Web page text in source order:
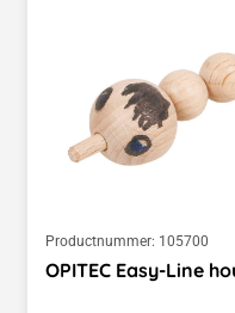
Productnummer: 105700
OPITEC Easy-Line